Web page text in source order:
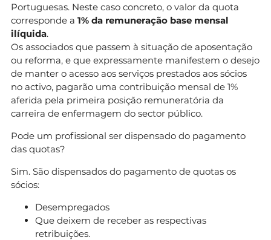
Portuguesas. Neste caso concreto, o valor da quota
corresponde a 1% da remuneração base mensal
ilíquida.
Os associados que passem à situação de aposentação
ou reforma, e que expressamente manifestem o desejo
de manter o acesso aos serviços prestados aos sócios
no activo, pagarão uma contribuição mensal de 1%
aferida pela primeira posição remuneratória da
carreira de enfermagem do sector público.
Pode um profissional ser dispensado do pagamento
das quotas?
Sim. São dispensados do pagamento de quotas os
sócios:
Desempregados
Que deixem de receber as respectivas
retribuições.